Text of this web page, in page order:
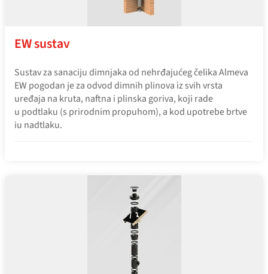
EW sustav
Sustav za sanaciju dimnjaka od nehrđajućeg čelika Almeva
EW pogodan je za odvod dimnih plinova iz svih vrsta
uređaja na kruta, naftna i plinska goriva, koji rade
u podtlaku (s prirodnim propuhom), a kod upotrebe brtve
iu nadtlaku.